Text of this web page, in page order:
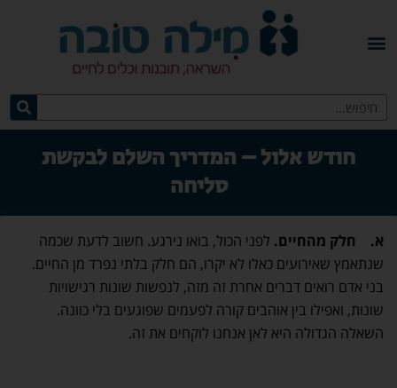
חודש אלול – המדריך השלם לבקשת
סליחה
א. חלק מהחיים. לפני הכול, בואו נירגע. חשוב לדעת שכמה
שנתאמץ שאירועים כאלו לא יקרו, הם חלק בלתי נפרד מן החיים.
בני אדם רואים דברים אחרת זה מזה, לנפשות שונות רגישויות
שונות, ואפילו בין אוהבים קורה לפעמים שפוגעים בלי כוונה.
השאלה הגדולה היא לאן אנחנו לוקחים את זה.